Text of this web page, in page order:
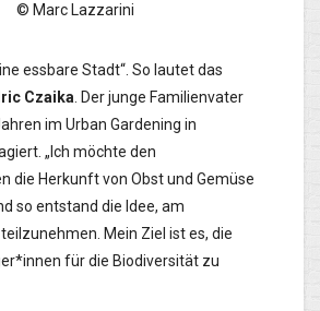
© Marc Lazzarini
essbare Stadt“. So lautet das
Czaika. Der junge Familienvater
im Urban Gardening in
„Ich möchte den
die Herkunft von Obst und Gemüse
so entstand die Idee, am
Mein Ziel ist es, die
für die Biodiversität zu